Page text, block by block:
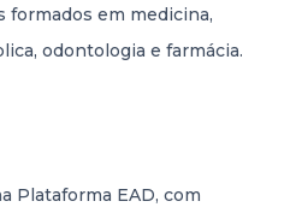
formados em medicina,
odontologia e farmácia.
Plataforma EAD, com